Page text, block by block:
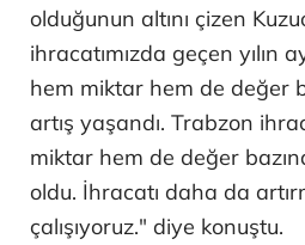
olduğunun altını çizen
ihracatımızda geçen yılın
hem miktar hem de değer
artış yaşandı. Trabzon
miktar hem de değer
oldu. İhracatı daha da
çalışıyoruz." diye konuştu.